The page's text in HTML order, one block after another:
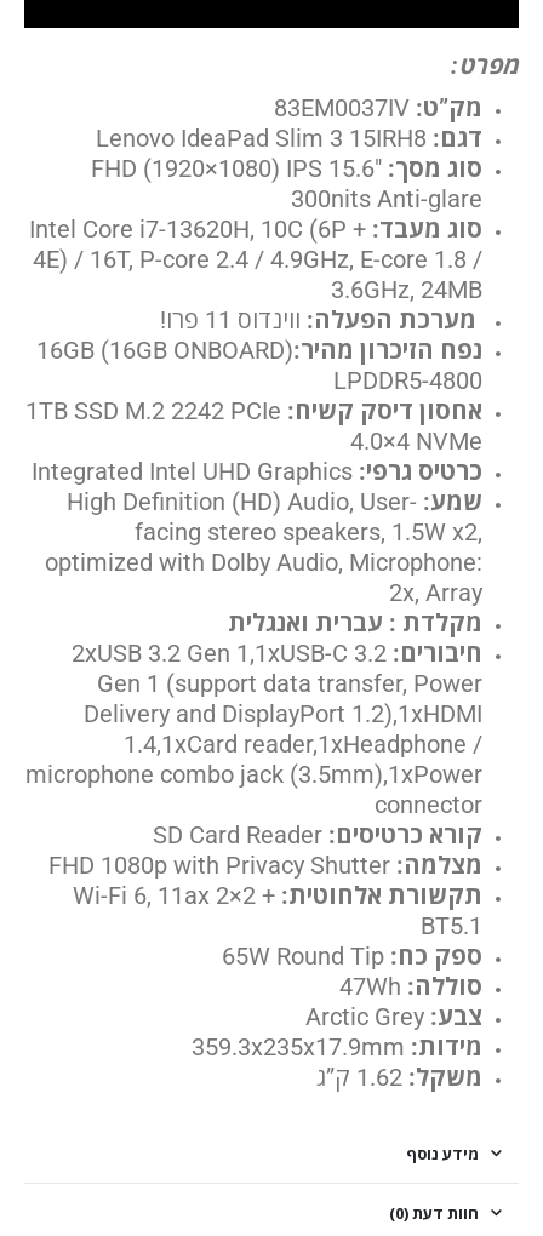
מפרט:
מק”ט: 83EM0037IV
דגם: enovo IdeaPad Slim 3 15IRH8
סוג מסך:
15.6″ FHD (1920×1080) IPS
300nits Anti-glare
סוג מעבד: Intel Core i7-13620H, 10C (6P +
4E) / 16T, P-core 2.4 / 4.9GHz, E-core 1.8 /
3.6GHz, 24MB
מערכת הפעלה: ווינדוס 11 פרו!
נפח הזיכרון מהיר: (16GB (16GB ONBOARD
LPDDR5-4800
אחסון דיסק קשיח: 1TB SSD M.2 2242 PCIe
4.0×4 NVMe
כרטיס גרפי: Integrated Intel UHD Graphics
שמע: High Definition (HD) Audio, User-
facing stereo speakers, 1.5W x2,
optimized with Dolby Audio, Microphone:
2x, Array
מקלדת : עברית ואנגלית
חיבורים: 2xUSB 3.2 Gen 1,1xUSB-C 3.2
Gen 1 (support data transfer, Power
Delivery and DisplayPort 1.2),1xHDMI
1.4,1xCard reader,1xHeadphone /
microphone combo jack (3.5mm),1xPower
connector
קורא כרטיסים: SD Card Reader
מצלמה: FHD 1080p with Privacy Shutter
תקשורת אלחוטית: Wi-Fi 6, 11ax 2×2 +
BT5.1
ספק כח: 65W Round Tip
סוללה: 47Wh
צבע: Arctic Grey
מידות: 359.3x235x17.9mm
משקל: 1.62 ק”ג
מידע נוסף
חוות דעת (0)